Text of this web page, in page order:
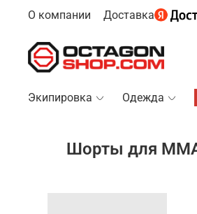
О компании Доставка
Экипировка Одежда
Шорты для